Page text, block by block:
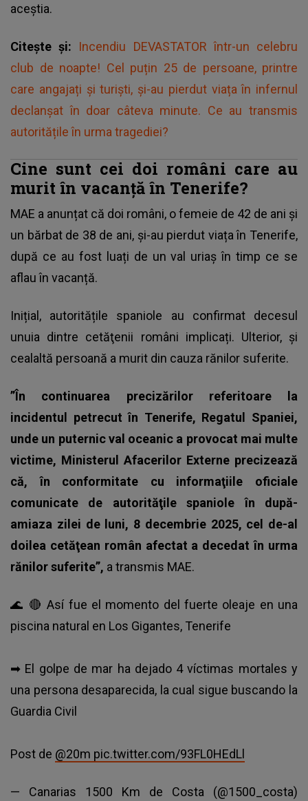
aceștia.
Citește și: Incendiu DEVASTATOR într-un celebru
club de noapte! Cel puțin 25 de persoane, printre
care angajați și turiști, și-au pierdut viața în infernul
declanșat în doar câteva minute. Ce au transmis
autoritățile în urma tragediei?
Cine sunt cei doi români care au
murit în vacanță în Tenerife?
MAE a anunțat că doi români, o femeie de 42 de ani și
un bărbat de 38 de ani, și-au pierdut viața în Tenerife,
după ce au fost luați de un val uriaș în timp ce se
aflau în vacanță.
Inițial, autoritățile spaniole au confirmat decesul
unuia dintre cetăţenii români implicați. Ulterior, și
cealaltă persoană a murit din cauza rănilor suferite.
”În continuarea precizărilor referitoare la
incidentul petrecut în Tenerife, Regatul Spaniei,
unde un puternic val oceanic a provocat mai multe
victime, Ministerul Afacerilor Externe precizează
că, în conformitate cu informaţiile oficiale
comunicate de autorităţile spaniole în după-
amiaza zilei de luni, 8 decembrie 2025, cel de-al
doilea cetăţean român afectat a decedat în urma
rănilor suferite”, a transmis MAE.
🌊 🔴 Así fue el momento del fuerte oleaje en una
piscina natural en Los Gigantes, Tenerife
➡ El golpe de mar ha dejado 4 víctimas mortales y
una persona desaparecida, la cual sigue buscando la
Guardia Civil
Post de @20m pic.twitter.com/93FL0HEdLl
— Canarias 1500 Km de Costa (@1500_costa)